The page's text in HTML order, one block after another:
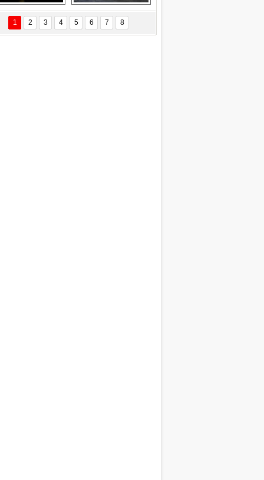
ÖZYANIK
Değişti?
Delta uçağına
yıldırım çarptı
Ford Focus RS
(2015)
1 2 3 4 5 6 7 8